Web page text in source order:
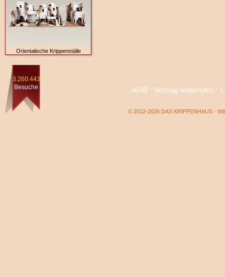
Orientalische Krippenställe
3.260.443
Besuche
AGB · Vertrag widerrufen·
© 2012-2026 DAS KRIPPENHAUS ·